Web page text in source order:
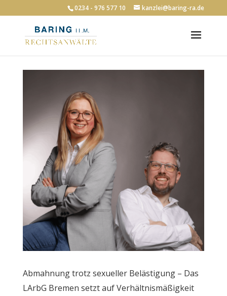
0234 - 976 577 10 kanzlei@baring-ra.de
Abmahnung trotz sexueller Belästigung – Das
LArbG Bremen setzt auf Verhältnismäßigkeit